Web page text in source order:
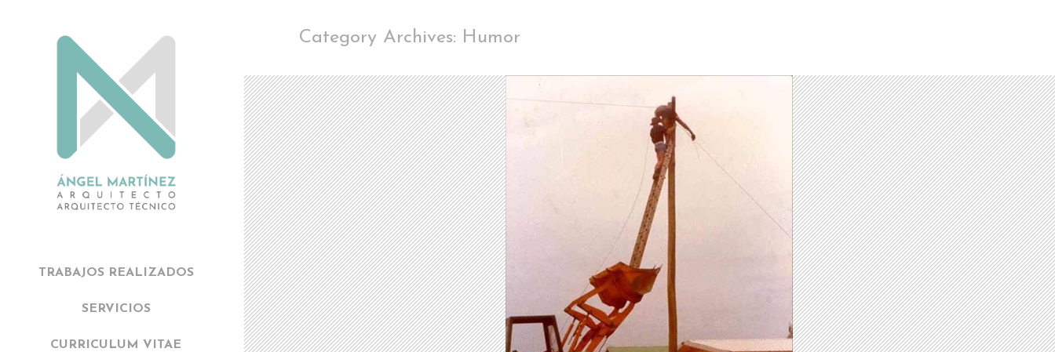
TRABAJOS REALIZADOS
SERVICIOS
CURRICULUM VITAE
Category Archives: Humor